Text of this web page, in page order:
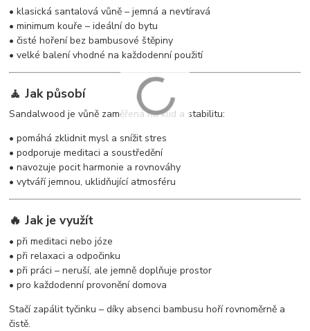
• klasická santalová vůně – jemná a nevtíravá
• minimum kouře – ideální do bytu
• čisté hoření bez bambusové štěpiny
• velké balení vhodné na každodenní použití
🧘 Jak působí
Sandalwood je vůně zaměřená na klid a stabilitu:
• pomáhá zklidnit mysl a snížit stres
• podporuje meditaci a soustředění
• navozuje pocit harmonie a rovnováhy
• vytváří jemnou, uklidňující atmosféru
🔥 Jak je využít
• při meditaci nebo józe
• při relaxaci a odpočinku
• při práci – neruší, ale jemně doplňuje prostor
• pro každodenní provonění domova
Stačí zapálit tyčinku – díky absenci bambusu hoří rovnoměrně a
čistě.